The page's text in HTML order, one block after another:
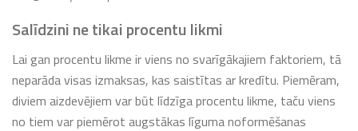
Salīdzini ne tikai procentu likmi
Lai gan procentu likme ir viens no svarīgākajiem faktoriem, tā
neparāda visas izmaksas, kas saistītas ar kredītu. Piemēram,
diviem aizdevējiem var būt līdzīga procentu likme, taču viens
no tiem var piemērot augstākas līguma noformēšanas